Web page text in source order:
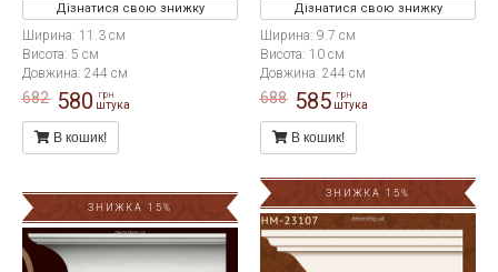
Дізнатися свою знижку
Ширина: 11.3 см
Висота: 5 см
Довжина: 244 см
682 580 грн
штука
В кошик!
Дізнатися свою знижку
Ширина: 9.7 см
Висота: 10 см
Довжина: 244 см
688 585 грн
штука
В кошик!
ЗНИЖКА 15%
ЗНИЖКА 15%